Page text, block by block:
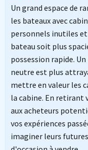
Un grand espace de
les bateaux avec
personnels inutiles et
bateau soit plus
possession rapide.
neutre est plus
mettre en valeur les
la cabine. En retirant
aux acheteurs
vos expériences
imaginer leurs